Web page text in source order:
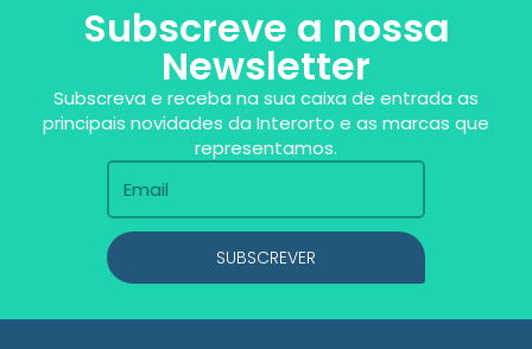
Subscreve a nossa
Newsletter
Subscreva e receba na sua caixa de entrada as
principais novidades da Interorto e as marcas que
representamos.
SUBSCREVER